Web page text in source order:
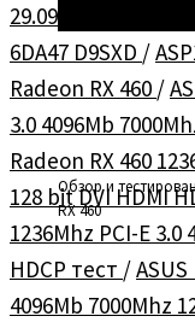
Обзор и
RX 460
29.09.2016
6DA47 D9SXD /
Radeon RX 460 /
3.0 4096Mb
Radeon RX 460
128 bit DVI HDMI
1236Mhz PCI-E 3.0
HDCP тест /
4096Mb 7000Mhz